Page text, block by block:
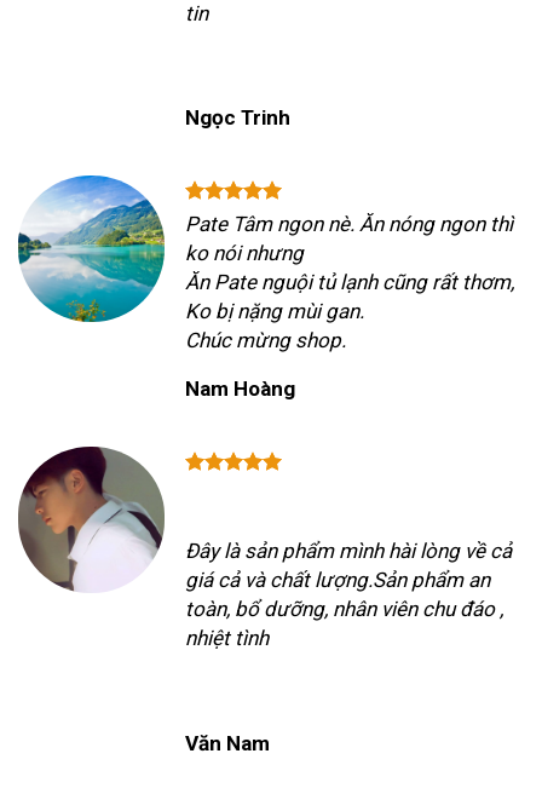
tin
Ngọc Trinh
Pate Tâm ngon nè. Ăn nóng ngon thì
ko nói nhưng
Ăn Pate nguội tủ lạnh cũng rất thơm,
Ko bị nặng mùi gan.
Chúc mừng shop.
Nam Hoàng
Đây là sản phẩm mình hài lòng về cả
giá cả và chất lượng.Sản phẩm an
toàn, bổ dưỡng, nhân viên chu đáo ,
nhiệt tình
Văn Nam